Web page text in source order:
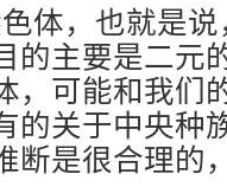
体，也就是
的主要是二元
，可能和我们
的关于中央种
断是很合理的